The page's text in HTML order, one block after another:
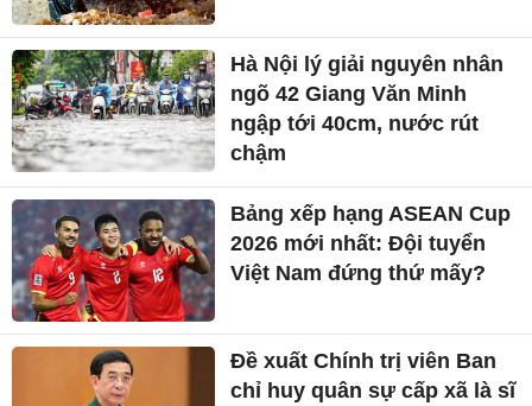
Hà Nội lý giải nguyên nhân
ngõ 42 Giang Văn Minh
ngập tới 40cm, nước rút
chậm
Bảng xếp hạng ASEAN Cup
2026 mới nhất: Đội tuyển
Việt Nam đứng thứ mấy?
Đề xuất Chính trị viên Ban
chỉ huy quân sự cấp xã là sĩ